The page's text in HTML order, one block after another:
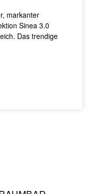
markanter
Sinea 3.0
Das trendige